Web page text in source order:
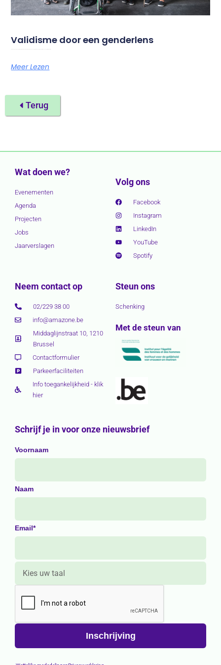
Validisme door een genderlens
Meer Lezen
Terug
Wat doen we?
Evenementen
Agenda
Projecten
Jobs
Jaarverslagen
Volg ons
Facebook
Instagram
LinkedIn
YouTube
Spotify
Neem contact op
02/229 38 00
info@amazone.be
Middaglijnstraat 10, 1210
Brussel
Contactformulier
Parkeerfaciliteiten
Info toegankelijkheid - klik
hier
Steun ons
Schenking
Met de steun van
Schrijf je in voor onze nieuwsbrief
Voornaam
Naam
Email*